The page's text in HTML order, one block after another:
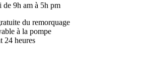
9h am à 5h pm
du remorquage
à la pompe
24 heures